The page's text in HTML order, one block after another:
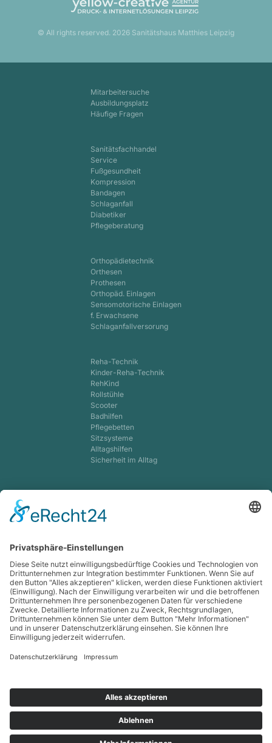
© All rights reserved. 2026 Sanitätshaus Matthies Leipzig
Mitarbeitersuche
Ausbildungsplatz
Häufige Fragen
Sanitätsfachhandel
Service
Fußgesundheit
Kompression
Bandagen
Schlaganfall
Diabetiker
Pflegeberatung
Orthopädietechnik
Orthesen
Prothesen
Orthopäd. Einlagen
Sensomotorische Einlagen
f. Erwachsene
Schlaganfallversorung
Reha-Technik
Kinder-Reha-Technik
RehKind
Rollstühle
Scooter
Badhilfen
Pflegebetten
Sitzsysteme
Alltagshilfen
Sicherheit im Alltag
Korsettversorgung
Kinderspezialschuhe
Sonderbau Sitzschalen
Lagerungsschienen
Kompression
Venentherapie
Lip- & Lymphe
MAK
Strumpfanziehhilfen